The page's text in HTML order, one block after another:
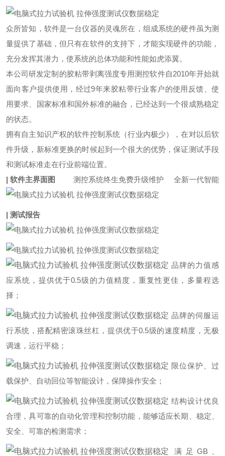
众所皆知，软件是一台仪器的灵魂所在，组成系统的硬件虽为测
量提供了基础，但只有在软件的支持下，才能实现硬件的功能，
充分发挥其潜力，使系统的总体功能和性能如虎添翼。
本公司研发定制的胶粘带剥离强度专用测控软件自2010年开始就
面向客户提供使用，经过9年来胶粘带行业客户的使用反馈、使
用要求、国家标准和国外标准的融合，已经达到一个很成熟稳定
的状态。
拥有自主知识产权的软件控制系统（行业内极少），在对以后软
件升级，新标准更换的时候起到一个很大的优势，保证测试手段
和测试标准走在行业前端位置。
| 软件主界面图 测控系统终生免费升级维护 全新一代智能
| 测试报告
品牌的力值感
应系统，提供优于0.5级的力值精度，重复性更佳，多量程选
择；
品牌的伺服运
行系统，搭配精密滚珠丝杠，提供优于0.5级的速度精度，无极
调速，运行平稳；
限位保护、过
载保护、自动回位等智能设计，保障操作安全；
结构设计优良
合理，具可靠的自动化管理和控制功能，能够适应长期、稳定、
安全、可靠的检测需求；
满足GB、